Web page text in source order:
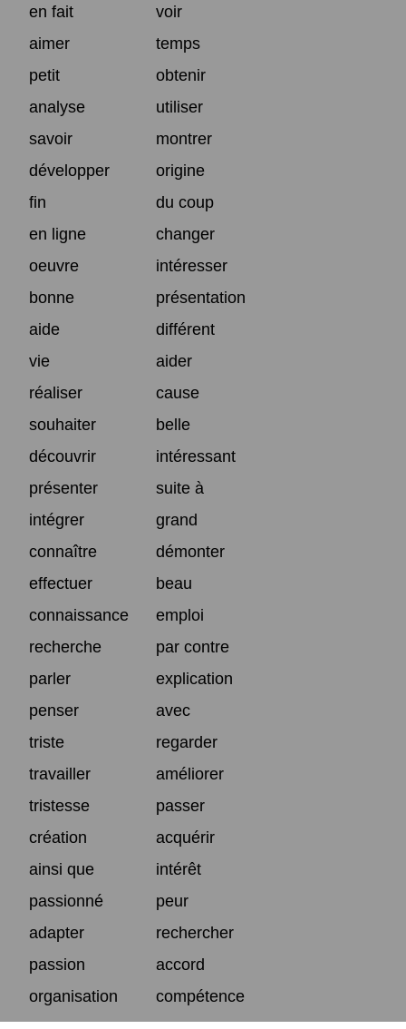
en fait
voir
aimer
temps
petit
obtenir
analyse
utiliser
savoir
montrer
développer
origine
fin
du coup
en ligne
changer
oeuvre
intéresser
bonne
présentation
aide
différent
vie
aider
réaliser
cause
souhaiter
belle
découvrir
intéressant
présenter
suite à
intégrer
grand
connaître
démonter
effectuer
beau
connaissance
emploi
recherche
par contre
parler
explication
penser
avec
triste
regarder
travailler
améliorer
tristesse
passer
création
acquérir
ainsi que
intérêt
passionné
peur
adapter
rechercher
passion
accord
organisation
compétence